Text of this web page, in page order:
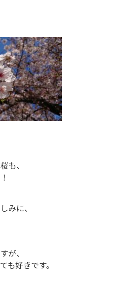
も、
みに、
が、
も好きです。